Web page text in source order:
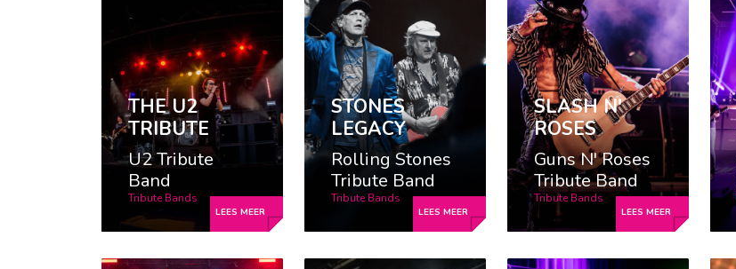
THE U2
TRIBUTE
U2 Tribute
Band
Tribute Bands
STONES
LEGACY
Rolling Stones
Tribute Band
Tribute Bands
SLASH N'
ROSES
Guns N' Roses
Tribute Band
Tribute Bands